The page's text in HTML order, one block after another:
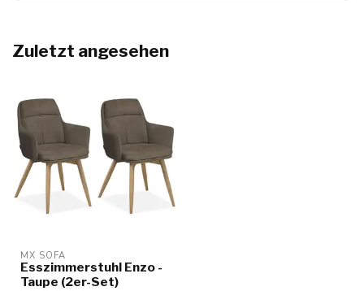
Zuletzt angesehen
MX SOFA
Esszimmerstuhl Enzo -
Taupe (2er-Set)